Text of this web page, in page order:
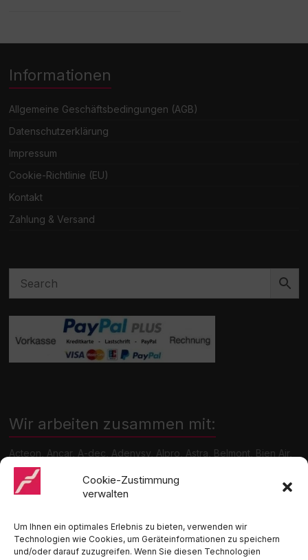
Cookie-Zustimmung
verwalten
Um Ihnen ein optimales Erlebnis zu bieten, verwenden wir
Technologien wie Cookies, um Geräteinformationen zu speichern
und/oder darauf zuzugreifen. Wenn Sie diesen Technologien
Informationen
Allgemeine Geschäftsbedingungen (AGB)
Datenschutzerklärung
Impressum
Cookie-Richtlinie (EU)
Kontakt
Zahlung & Versand
Wir arbeiten zusammen mit:
Acteon, Ancar, A-dec, Adenysy, Alpro, Astra, Belmont, Bien Air,
Cattani, Chirana, DCI, Dürr, ETI, Euronda, Faro, Gcomm, KaVo,
Medentex, Melag, Midmark, Metasys, MK-Dent, NSK, Ophardt
Hygiene, Ritter, Satelec, Scican, TKD, Velopex, u.v.m